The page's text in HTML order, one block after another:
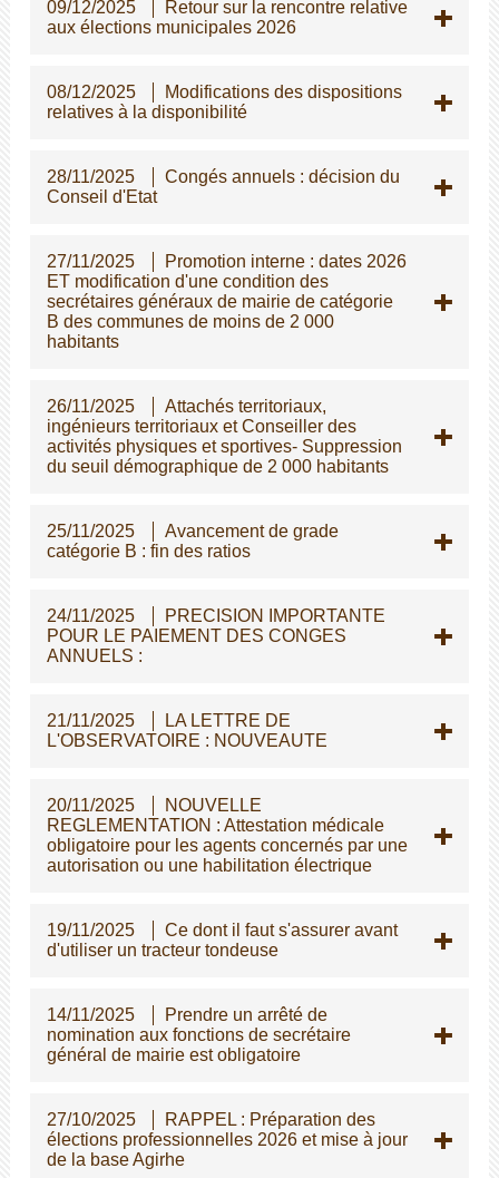
09/12/2025
Retour sur la rencontre relative
aux élections municipales 2026
08/12/2025
Modifications des dispositions
relatives à la disponibilité
28/11/2025
Congés annuels : décision du
Conseil d'Etat
27/11/2025
Promotion interne : dates 2026
ET modification d'une condition des
secrétaires généraux de mairie de catégorie
B des communes de moins de 2 000
habitants
26/11/2025
Attachés territoriaux,
ingénieurs territoriaux et Conseiller des
activités physiques et sportives- Suppression
du seuil démographique de 2 000 habitants
25/11/2025
Avancement de grade
catégorie B : fin des ratios
24/11/2025
PRECISION IMPORTANTE
POUR LE PAIEMENT DES CONGES
ANNUELS :
21/11/2025
LA LETTRE DE
L'OBSERVATOIRE : NOUVEAUTE
20/11/2025
NOUVELLE
REGLEMENTATION : Attestation médicale
obligatoire pour les agents concernés par une
autorisation ou une habilitation électrique
19/11/2025
Ce dont il faut s'assurer avant
d'utiliser un tracteur tondeuse
14/11/2025
Prendre un arrêté de
nomination aux fonctions de secrétaire
général de mairie est obligatoire
27/10/2025
RAPPEL : Préparation des
élections professionnelles 2026 et mise à jour
de la base Agirhe